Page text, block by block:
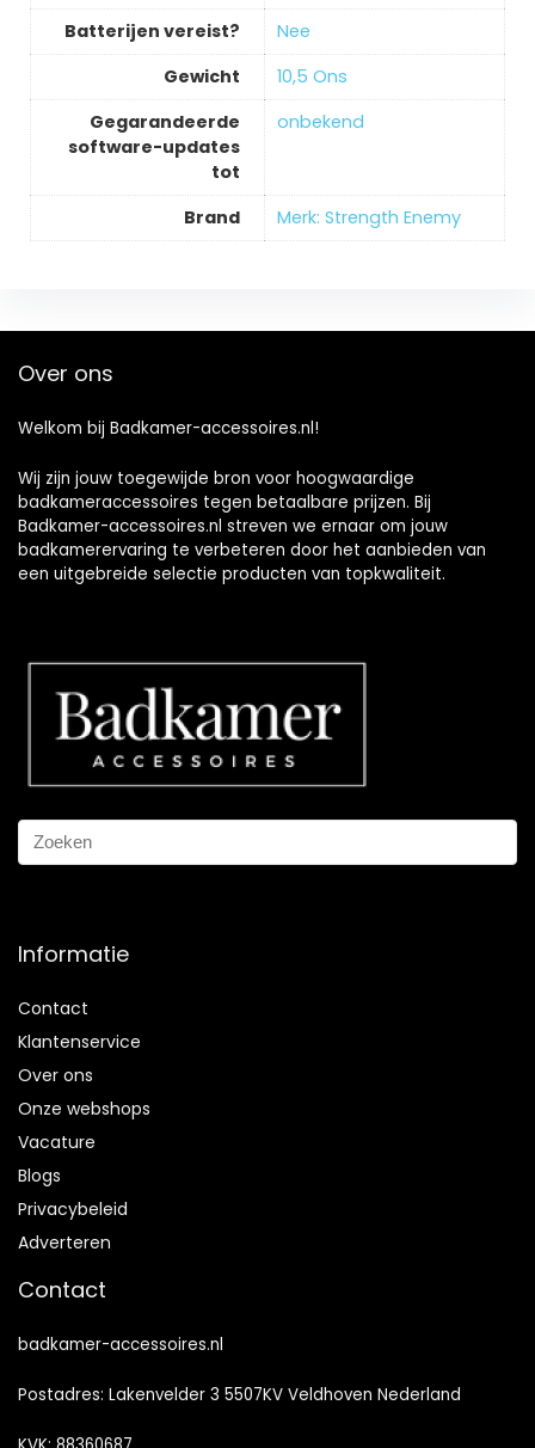
Batterijen vereist?
‎Nee
Gewicht
‎10,5 Ons
Gegarandeerde
software-updates
tot
‎onbekend
Brand Merk: Strength Enemy
Over ons
Welkom bij Badkamer-accessoires.nl!
Wij zijn jouw toegewijde bron voor hoogwaardige
badkameraccessoires tegen betaalbare prijzen. Bij
Badkamer-accessoires.nl streven we ernaar om jouw
badkamerervaring te verbeteren door het aanbieden van
een uitgebreide selectie producten van topkwaliteit.
Informatie
Contact
Klantenservice
Over ons
Onze webshops
Vacature
Blogs
Privacybeleid
Adverteren
Contact
badkamer-accessoires.nl
Postadres: Lakenvelder 3 5507KV Veldhoven Nederland